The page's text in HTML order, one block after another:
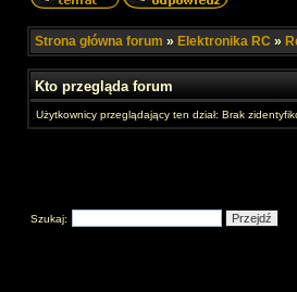
Strona główna forum » Elektronika RC »
Kto przegląda forum
Użytkownicy przeglądający ten dział: Brak
Szukaj: